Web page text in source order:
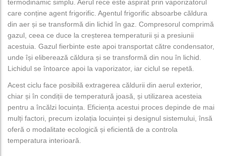
termodinamic simplu. Aerul rece este aspirat prin vaporizatorul
care conține agent frigorific. Agentul frigorific absoarbe căldura
din aer și se transformă din lichid în gaz. Compresorul comprimă
gazul, ceea ce duce la creșterea temperaturii și a presiunii
acestuia. Gazul fierbinte este apoi transportat către condensator,
unde își eliberează căldura și se transformă din nou în lichid.
Lichidul se întoarce apoi la vaporizator, iar ciclul se repetă.
Acest ciclu face posibilă extragerea căldurii din aerul exterior,
chiar și în condiții de temperatură joasă, și utilizarea acesteia
pentru a încălzi locuința. Eficiența acestui proces depinde de mai
mulți factori, precum izolația locuinței și designul sistemului, însă
oferă o modalitate ecologică și eficientă de a controla
temperatura interioară.